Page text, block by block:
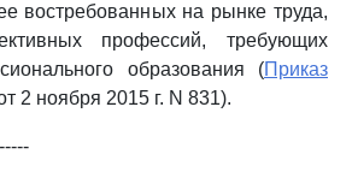
востребованных на рынке труда,
профессий, требующих
образования (Приказ
2 ноября 2015 г. N 831).